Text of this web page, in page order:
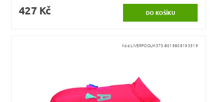
427 Kč
Kód:LIVERPOOLM373-8019808193519